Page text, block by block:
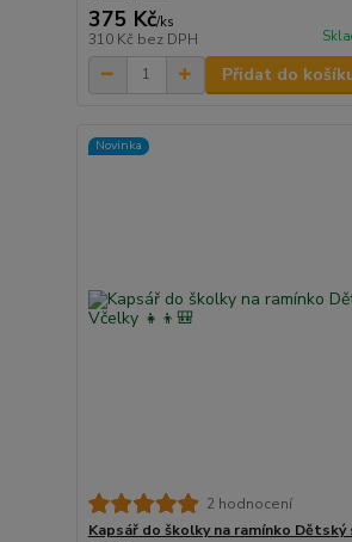
375 Kč/ks
310 Kč bez DPH
Přidat do
Novinka
2 hodnocení
Kapsář do školky na ramínko